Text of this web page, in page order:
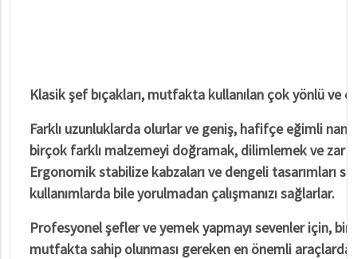
Klasik şef bıçakları, mutfakta kullanılan çok yönlü ve
Farklı uzunluklarda olurlar ve geniş, hafifçe eğimli
birçok farklı malzemeyi doğramak, dilimlemek ve zar
Ergonomik stabilize kabzaları ve dengeli tasarımları
kullanımlarda bile yorulmadan çalışmanızı sağlarlar.
Profesyonel şefler ve yemek yapmayı sevenler için, bir
mutfakta sahip olunması gereken en önemli